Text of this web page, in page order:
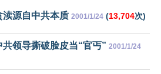
源自中共本质 2001/1/24 (13,704次)
领导撕破脸皮当“官丐” 2001/1/24